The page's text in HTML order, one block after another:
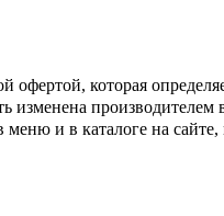
которая
производителем
и в каталоге на сайте,